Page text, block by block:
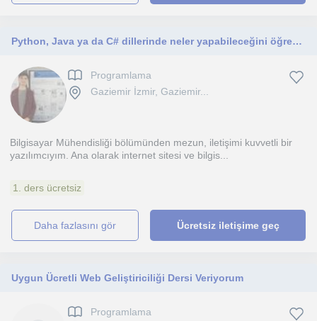
Python, Java ya da C# dillerinde neler yapabileceğini öğrenmek mi istiyorsun? Bir internet sitesi ya da mobil uygulama fark etmez!
Programlama
Gaziemir İzmir, Gaziemir...
Bilgisayar Mühendisliği bölümünden mezun, iletişimi kuvvetli bir
yazılımcıyım. Ana olarak internet sitesi ve bilgis...
1. ders ücretsiz
daha fazlasını gör Ücretsiz iletişime geç
Uygun Ücretli Web Geliştiriciliği Dersi Veriyorum
Programlama